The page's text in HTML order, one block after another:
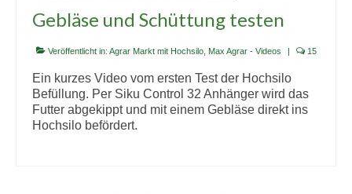
Gebläse und Schüttung testen
Veröffentlicht in: Agrar Markt mit Hochsilo Max Agrar - Videos | 15
Ein kurzes Video vom ersten Test der Hochsilo
Befüllung. Per Siku Control 32 Anhänger wird das
Futter abgekippt und mit einem Gebläse direkt ins
Hochsilo befördert.